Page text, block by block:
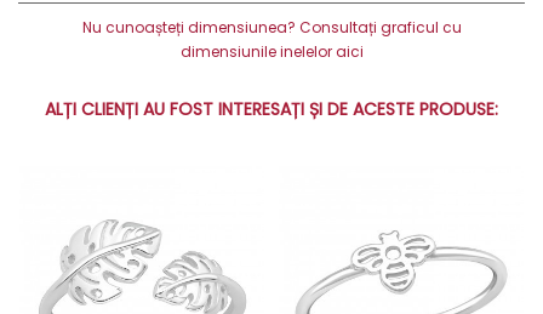
Nu cunoașteți dimensiunea? Consultați graficul cu
dimensiunile inelelor aici
ALȚI CLIENȚI AU FOST INTERESAȚI ȘI DE ACESTE PRODUSE: